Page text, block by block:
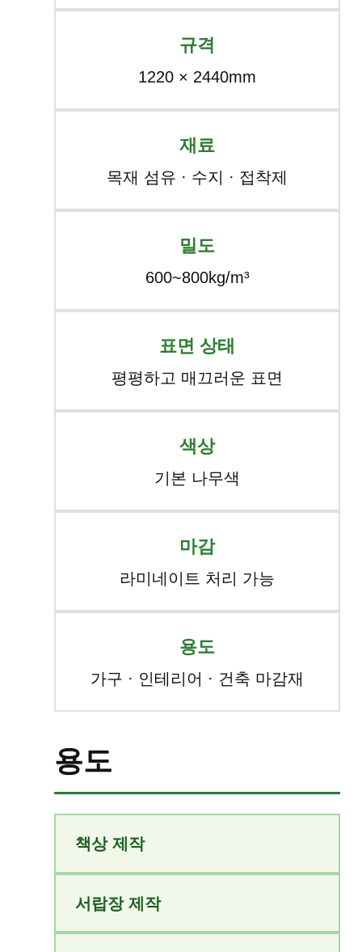
규격
1220 × 2440mm
재료
목재 섬유 · 수지 · 접착제
밀도
600~800kg/m³
표면 상태
평평하고 매끄러운 표면
색상
기본 나무색
마감
라미네이트 처리 가능
용도
가구 · 인테리어 · 건축 마감재
용도
책상 제작
서랍장 제작